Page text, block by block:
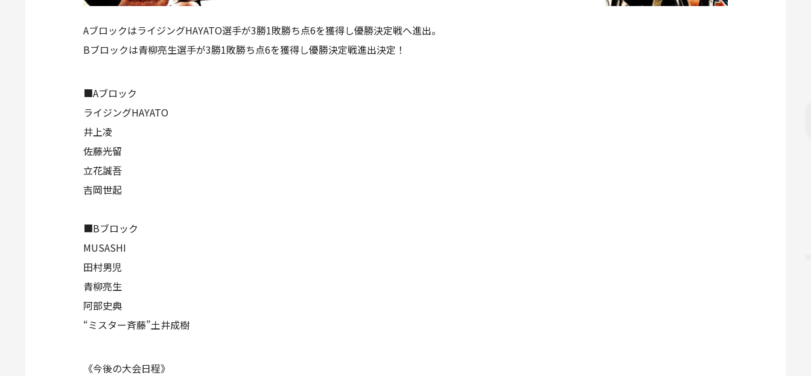
AブロックはライジングHAYATO選手が3勝1敗勝ち点6を獲得し優勝決定戦へ進出。
Bブロックは青柳亮生選手が3勝1敗勝ち点6を獲得し優勝決定戦進出決定！
■Aブロック
ライジングHAYATO
井上凌
佐藤光留
立花誠吾
吉岡世起
■Bブロック
MUSASHI
田村男児
青柳亮生
阿部史典
“ミスター斉藤”土井成樹
《今後の大会日程》